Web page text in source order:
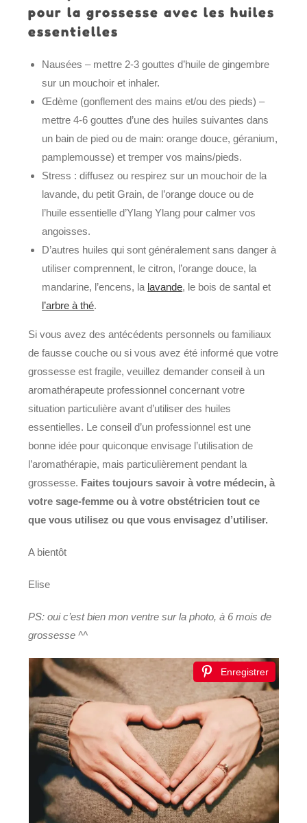
pour la grossesse avec les huiles
essentielles
Nausées – mettre 2-3 gouttes d’huile de gingembre
sur un mouchoir et inhaler.
Œdème (gonflement des mains et/ou des pieds) –
mettre 4-6 gouttes d’une des huiles suivantes dans
un bain de pied ou de main: orange douce, géranium,
pamplemousse) et tremper vos mains/pieds.
Stress : diffusez ou respirez sur un mouchoir de la
lavande, du petit Grain, de l’orange douce ou de
l’huile essentielle d’Ylang Ylang pour calmer vos
angoisses.
D’autres huiles qui sont généralement sans danger à
utiliser comprennent, le citron, l’orange douce, la
mandarine, l’encens, la lavande, le bois de santal et
l’arbre à thé.
Si vous avez des antécédents personnels ou familiaux
de fausse couche ou si vous avez été informé que votre
grossesse est fragile, veuillez demander conseil à un
aromathérapeute professionnel concernant votre
situation particulière avant d’utiliser des huiles
essentielles. Le conseil d’un professionnel est une
bonne idée pour quiconque envisage l’utilisation de
l’aromathérapie, mais particulièrement pendant la
grossesse. Faites toujours savoir à votre médecin, à
votre sage-femme ou à votre obstétricien tout ce
que vous utilisez ou que vous envisagez d’utiliser.
A bientôt
Elise
PS: oui c’est bien mon ventre sur la photo, à 6 mois de
grossesse ^^
Enregistrer